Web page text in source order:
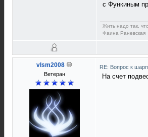
с Функиным
Жить надо так,
Фаина Раневская
vlsm2008
Ветеран
RE: Вопрос к
На счет